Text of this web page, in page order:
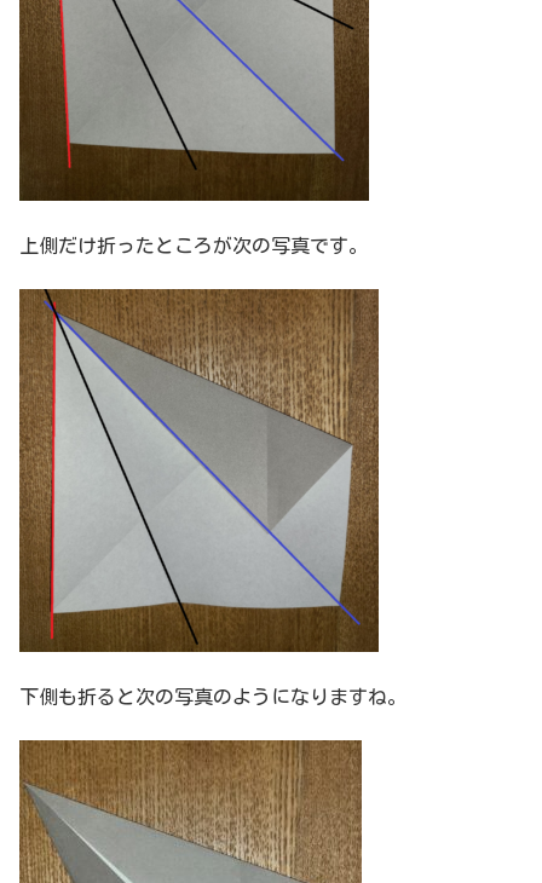
上側だけ折ったところが次の写真です。
下側も折ると次の写真のようになりますね。